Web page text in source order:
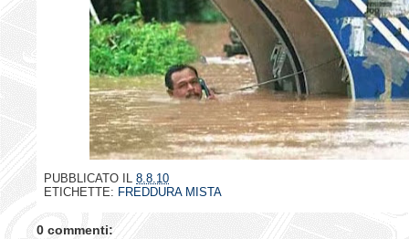
PUBBLICATO IL 8.8.10
ETICHETTE: FREDDURA MISTA
0 commenti: